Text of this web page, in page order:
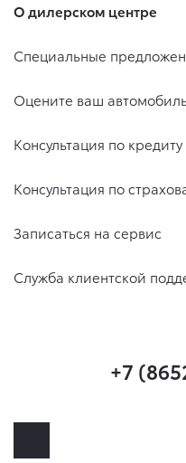
О дилерском центре
Специальные
Оцените ваш
Консультация по кредиту
Консультация по
Записаться на сервис
Служба клиентской
+7